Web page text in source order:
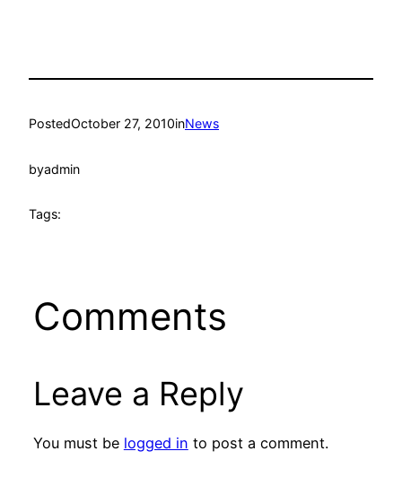
PostedOctober 27, 2010inNews
byadmin
Tags:
Comments
Leave a Reply
You must be logged in to post a comment.